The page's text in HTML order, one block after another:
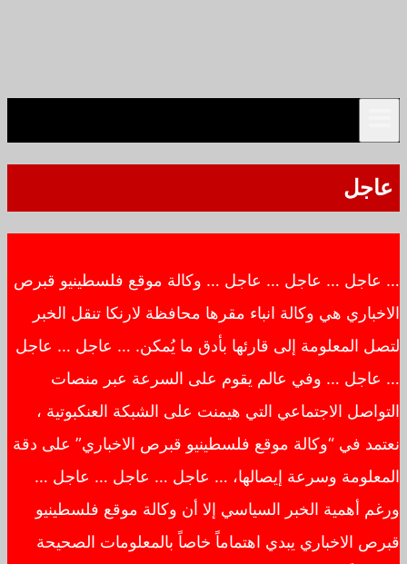
عاجل
… عاجل … عاجل … عاجل … وكالة موقع فلسطينيو قبرص
الاخباري هي وكالة انباء مقرها محافظة لارنكا تنقل الخبر
لتصل المعلومة إلى قارئها بأدق ما يُمكن. … عاجل … عاجل
… عاجل … وفي عالم يقوم على السرعة عبر منصات
التواصل الاجتماعي التي هيمنت على الشبكة العنكبوتية ،
نعتمد في “وكالة موقع فلسطينيو قبرص الاخباري” على دقة
المعلومة وسرعة إيصالها، … عاجل … عاجل … عاجل …
ورغم أهمية الخبر السياسي إلا أن وكالة موقع فلسطينيو
قبرص الاخباري يبدي اهتماماً خاصاً بالمعلومات الصحيحة